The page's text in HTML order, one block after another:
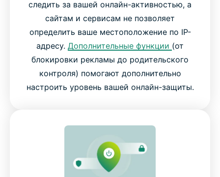
следить за вашей онлайн-активностью, а
сайтам и сервисам не позволяет
определить ваше местоположение по IP-
адресу. Дополнительные функции (от
блокировки рекламы до родительского
контроля) помогают дополнительно
настроить уровень вашей онлайн-защиты.